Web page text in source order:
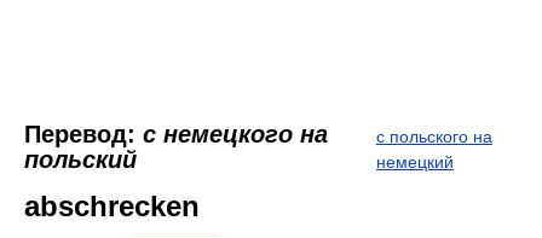
Перевод: с немецкого на
польский
с польского на
немецкий
abschrecken